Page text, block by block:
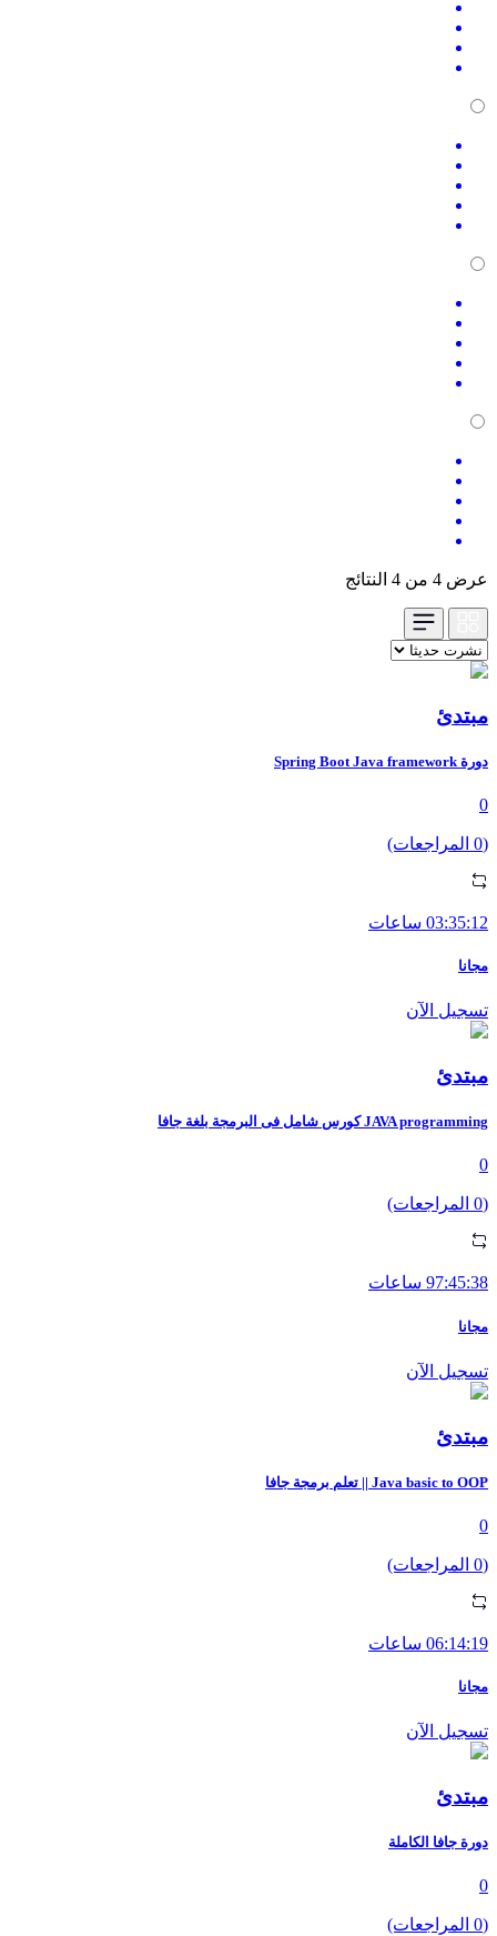
عرض 4 من 4 النتائج
مبتدئ
دورة Spring Boot Java framework
0
(0 المراجعات)
03:35:12 ساعات
مجانا
تسجيل الآن
مبتدئ
JAVA programming كورس شامل فى البرمجة بلغة جافا
0
(0 المراجعات)
97:45:38 ساعات
مجانا
تسجيل الآن
مبتدئ
Java basic to OOP || تعلم برمجة جافا
0
(0 المراجعات)
06:14:19 ساعات
مجانا
تسجيل الآن
مبتدئ
دورة جافا الكاملة
0
(0 المراجعات)